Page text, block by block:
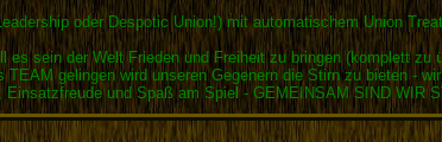
oder Despotic Union!) mit automatischem Union
es sein der Welt Frieden und Freiheit zu bringen (komplett
TEAM gelingen wird unseren Gegenern die Stirn zu bieten -
Einsatzfreude und Spaß am Spiel - GEMEINSAM SIND WIR